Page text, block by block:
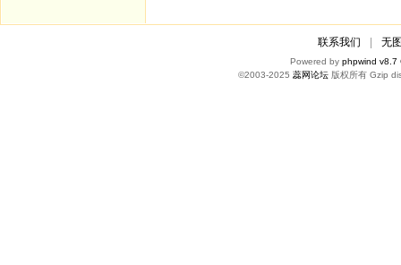
联系我们 无
Powered by phpwind v8.7
©2003-2025 蕊网论坛 版权所有 Gzip